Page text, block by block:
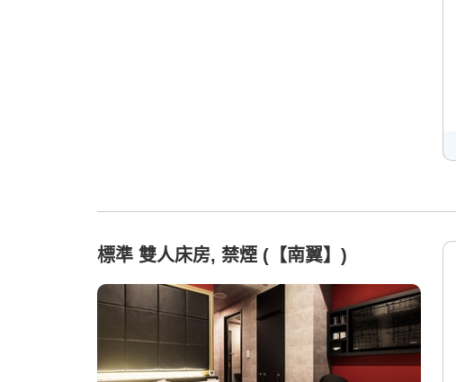
標準 雙人床房, 禁煙 (【南翼】)